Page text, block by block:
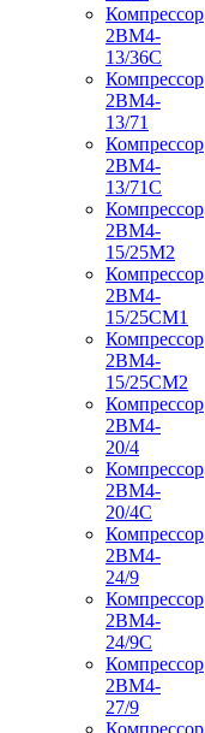
Компрессор
2ВМ4-
13/36С
Компрессор
2ВМ4-
13/71
Компрессор
2ВМ4-
13/71С
Компрессор
2ВМ4-
15/25М2
Компрессор
2ВМ4-
15/25СМ1
Компрессор
2ВМ4-
15/25СМ2
Компрессор
2ВМ4-
20/4
Компрессор
2ВМ4-
20/4С
Компрессор
2ВМ4-
24/9
Компрессор
2ВМ4-
24/9С
Компрессор
2ВМ4-
27/9
Компрессор